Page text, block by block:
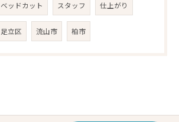
ベッドカット スタッフ 仕上がり
足立区 流山市 柏市